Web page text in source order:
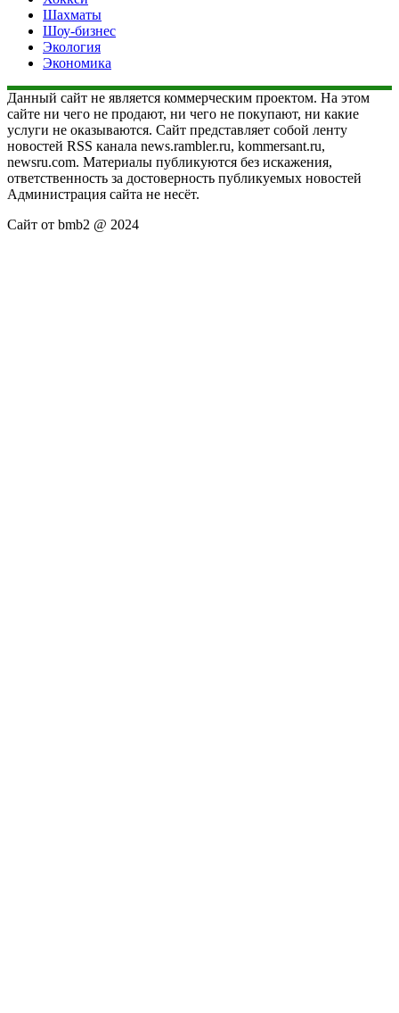
Шахматы
Шоу-бизнес
Экология
Экономика
Данный сайт не является коммерческим проектом. На этом
сайте ни чего не продают, ни чего не покупают, ни какие
услуги не оказываются. Сайт представляет собой ленту
новостей RSS канала news.rambler.ru, kommersant.ru,
newsru.com. Материалы публикуются без искажения,
ответственность за достоверность публикуемых новостей
Администрация сайта не несёт.
Сайт от bmb2 @ 2024